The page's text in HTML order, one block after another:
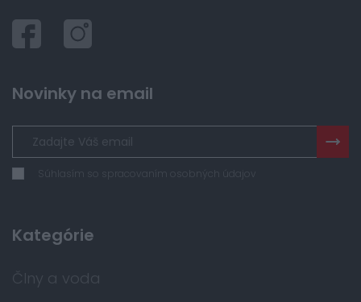
Novinky na email
Súhlasím so spracovaním osobných údajov
Kategórie
Člny a voda